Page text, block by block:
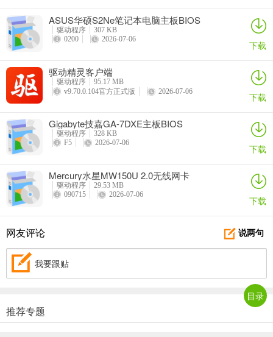
ASUS华硕S2Ne笔记本电脑主板BIOS
驱动程序
307 KB
0200
2026-07-06 下载
驱动精灵客户端
驱动程序
95.17 MB
v9.70.0.104官方正式版
2026-07-06 下载
Gigabyte技嘉GA-7DXE主板BIOS
驱动程序
328 KB
F5
2026-07-06 下载
Mercury水星MW150U 2.0无线网卡
驱动程序
29.53 MB
090715
2026-07-06 下载
说两句
网友评论
我要跟贴
推荐专题
目录